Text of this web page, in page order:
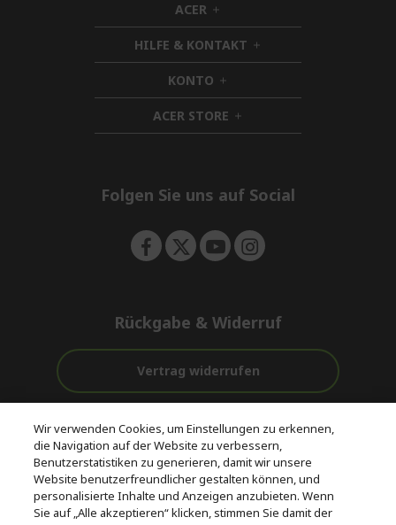
ACER h
i
d
d
e
n
HILFE & KONTAKT h
i
d
n
KONTO h
i
d
d
ACER STORE h
i
e
Folgen Sie uns auf Social
Rückgabe & Widerruf
Vertrag widerrufen
Kostenloser
Versand
vor und nach
dem Kauf
Zahlung
© 2026 Acer Inc.
CPYou BV ist der autorisierte Wiederverkäufer und Händler der
Wir verwenden Cookies, um Einstellungen zu erkennen,
die Navigation auf der Website zu verbessern,
Benutzerstatistiken zu generieren, damit wir unsere
Website benutzerfreundlicher gestalten können, und
personalisierte Inhalte und Anzeigen anzubieten. Wenn
Sie auf „Alle akzeptieren“ klicken, stimmen Sie damit der